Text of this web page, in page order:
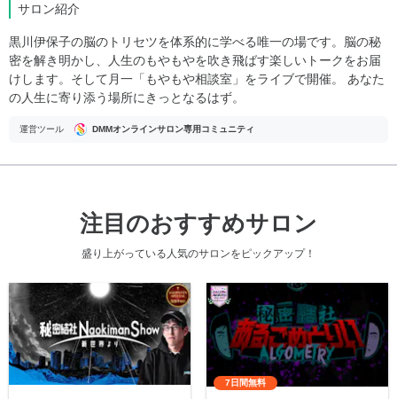
サロン紹介
黒川伊保子の脳のトリセツを体系的に学べる唯一の場です。脳の秘
密を解き明かし、人生のもやもやを吹き飛ばす楽しいトークをお届
けします。そして月一「もやもや相談室」をライブで開催。 あなた
の人生に寄り添う場所にきっとなるはず。
運営ツール DMMオンラインサロン専用コミュニティ
注目のおすすめサロン
盛り上がっている人気のサロンをピックアップ！
7日間無料